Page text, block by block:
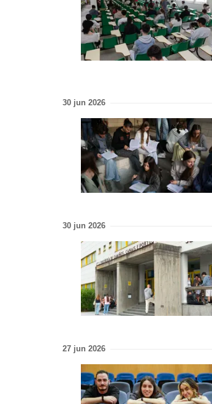
30 jun 2026
30 jun 2026
27 jun 2026